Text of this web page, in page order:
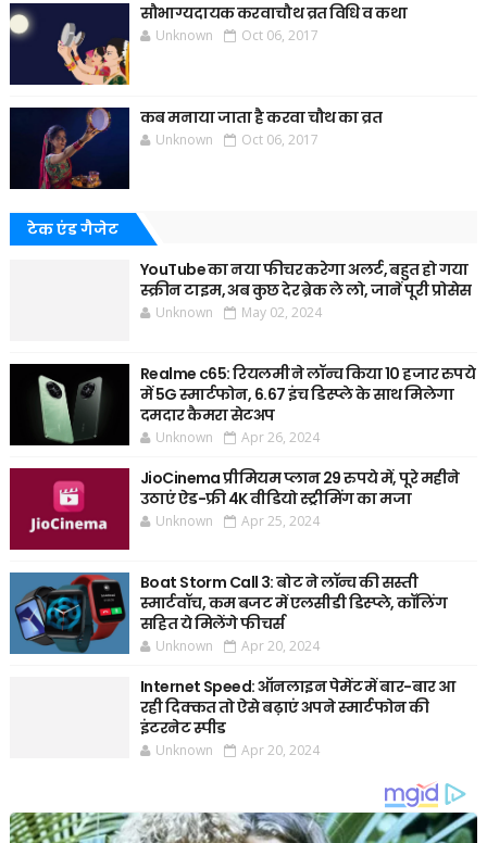
सौभाग्यदायक करवाचौथ व्रत विधि व कथा
Unknown Oct 06, 2017
कब मनाया जाता है करवा चौथ का व्रत
Unknown Oct 06, 2017
टेक एंड गैजेट
YouTube का नया फीचर करेगा अलर्ट, बहुत हो गया
स्क्रीन टाइम, अब कुछ देर ब्रेक ले लो, जानें पूरी प्रोसेस
Unknown May 02, 2024
Realme c65: रियलमी ने लॉन्च किया 10 हजार रुपये
में 5G स्मार्टफोन, 6.67 इंच डिस्प्ले के साथ मिलेगा
दमदार कैमरा सेटअप
Unknown Apr 26, 2024
JioCinema प्रीमियम प्लान 29 रुपये में, पूरे महीने
उठाएं ऐड-फ्री 4K वीडियो स्ट्रीमिंग का मजा
Unknown Apr 25, 2024
Boat Storm Call 3: बोट ने लॉन्च की सस्ती
स्मार्टवॉच, कम बजट में एलसीडी डिस्प्ले, कॉलिंग
सहित ये मिलेंगे फीचर्स
Unknown Apr 20, 2024
Internet Speed: ऑनलाइन पेमेंट में बार-बार आ
रही दिक्कत तो ऐसे बढ़ाएं अपने स्मार्टफोन की
इंटरनेट स्पीड
Unknown Apr 20, 2024